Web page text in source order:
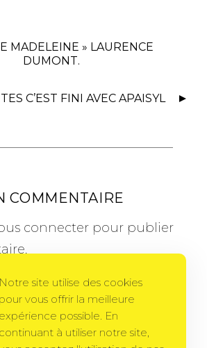
MADELEINE » LAURENCE
DUMONT.
C’EST FINI AVEC APAISYL
COMMENTAIRE
connecter pour publier
Theme by PixelGrade
Notre site utilise des cookies
pour vous offrir la meilleure
expérience possible. En
continuant à utiliser notre site,